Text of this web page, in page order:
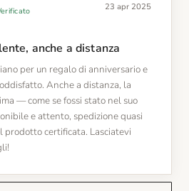
23 apr 2025
anche a distanza
per un regalo di anniversario e
Anche a distanza, la
— come se fossi stato nel suo
e attento, spedizione quasi
prodotto certificata. Lasciatevi